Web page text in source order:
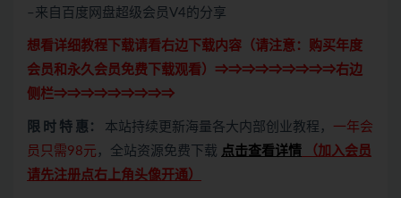
–来自百度网盘超级会员V4的分享
想看详细教程下载请看右边下载内容（请注意： 购买年度
会员和永久会员免费下载观看）⇒⇒⇒⇒⇒⇒⇒⇒⇒右边
侧栏⇒⇒⇒⇒⇒⇒⇒⇒⇒
限 时 特 惠： 本站持续更新海量各大内部创业教程， 一年会
员只需98元 ，全站资源免费下载 点击查看详情 （加入会员
请先注册点右上角头像开通）